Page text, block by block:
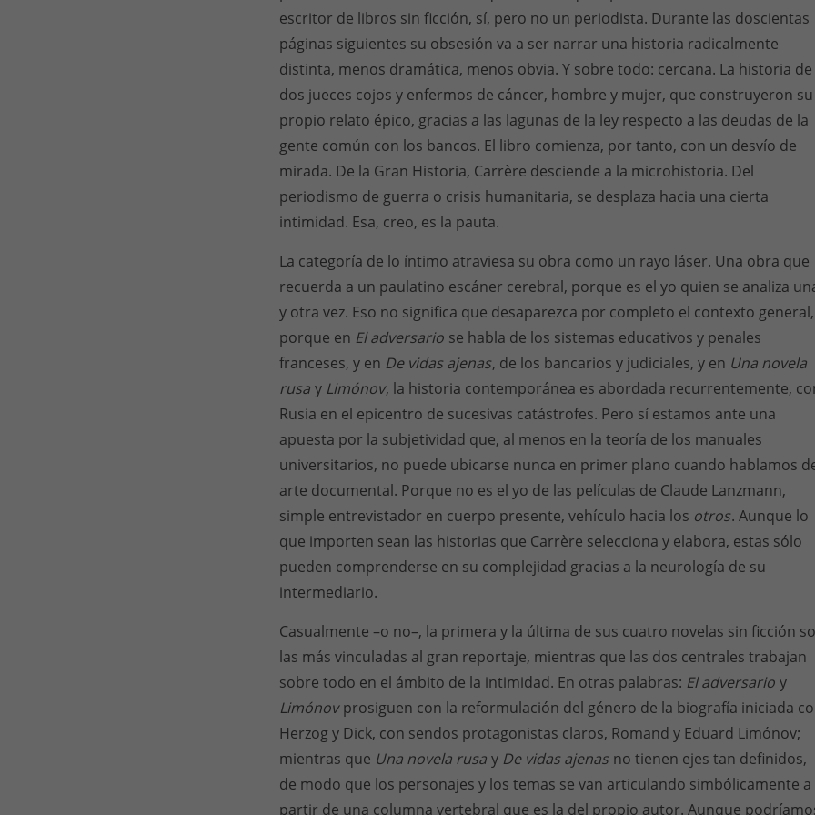
escritor de libros sin ficción, sí, pero no un periodista. Durante las doscientas
páginas siguientes su obsesión va a ser narrar una historia radicalmente
distinta, menos dramática, menos obvia. Y sobre todo: cercana. La historia de
dos jueces cojos y enfermos de cáncer, hombre y mujer, que construyeron su
propio relato épico, gracias a las lagunas de la ley respecto a las deudas de la
gente común con los bancos. El libro comienza, por tanto, con un desvío de
mirada. De la Gran Historia, Carrère desciende a la microhistoria. Del
periodismo de guerra o crisis humanitaria, se desplaza hacia una cierta
intimidad. Esa, creo, es la pauta.
La categoría de lo íntimo atraviesa su obra como un rayo láser. Una obra que
recuerda a un paulatino escáner cerebral, porque es el yo quien se analiza
y otra vez. Eso no significa que desaparezca por completo el contexto general,
porque en El adversario se habla de los sistemas educativos y penales
franceses, y en De vidas ajenas, de los bancarios y judiciales, y en Una novela
rusa y Limónov, la historia contemporánea es abordada recurrentemente,
Rusia en el epicentro de sucesivas catástrofes. Pero sí estamos ante una
apuesta por la subjetividad que, al menos en la teoría de los manuales
universitarios, no puede ubicarse nunca en primer plano cuando hablamos
arte documental. Porque no es el yo de las películas de Claude Lanzmann,
simple entrevistador en cuerpo presente, vehículo hacia los otros. Aunque lo
que importen sean las historias que Carrère selecciona y elabora, estas sólo
pueden comprenderse en su complejidad gracias a la neurología de su
intermediario.
Casualmente –o no–, la primera y la última de sus cuatro novelas sin ficción
las más vinculadas al gran reportaje, mientras que las dos centrales trabajan
sobre todo en el ámbito de la intimidad. En otras palabras: El adversario y
Limónovprosiguen con la reformulación del género de la biografía iniciada
Herzog y Dick, con sendos protagonistas claros, Romand y Eduard Limónov;
mientras que Una novela rusa y De vidas ajenas no tienen ejes tan definidos,
de modo que los personajes y los temas se van articulando simbólicamente a
partir de una columna vertebral que es la del propio autor. Aunque